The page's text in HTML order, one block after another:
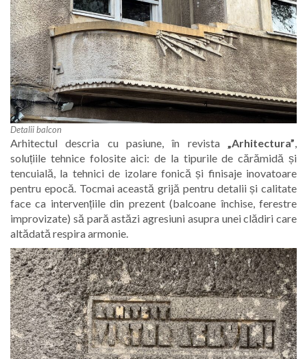
Detalii balcon
Arhitectul descria cu pasiune, în revista „Arhitectura”,
soluțiile tehnice folosite aici: de la tipurile de cărămidă și
tencuială, la tehnici de izolare fonică și finisaje inovatoare
pentru epocă. Tocmai această grijă pentru detalii și calitate
face ca intervențiile din prezent (balcoane închise, ferestre
improvizate) să pară astăzi agresiuni asupra unei clădiri care
altădată respira armonie.